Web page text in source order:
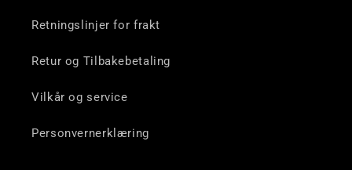
Retningslinjer for frakt
Retur og Tilbakebetaling
Vilkår og service
Personvernerklæring